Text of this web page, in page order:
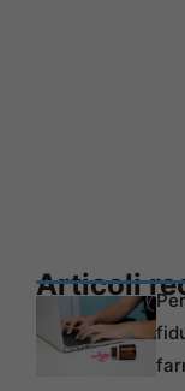
Articoli